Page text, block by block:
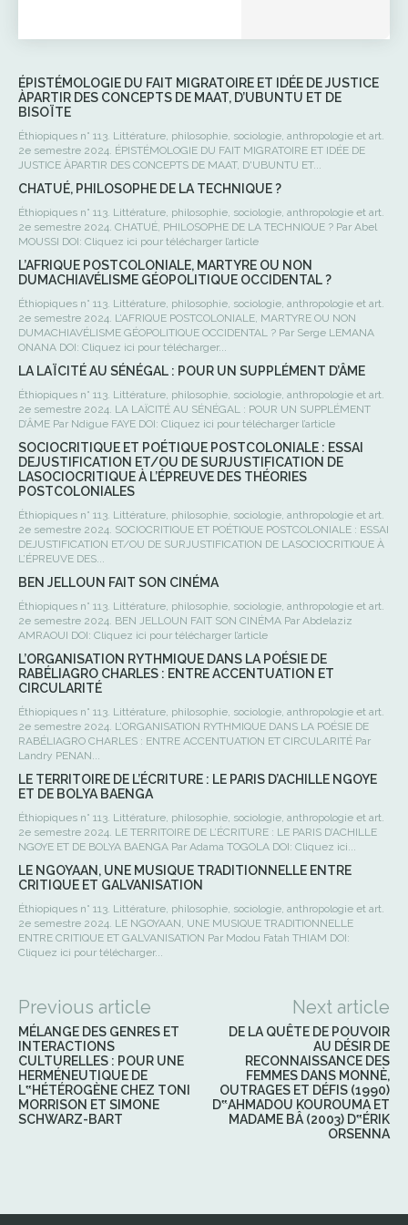
ÉPISTÉMOLOGIE DU FAIT MIGRATOIRE ET IDÉE DE JUSTICE
ÀPARTIR DES CONCEPTS DE MAAT, D’UBUNTU ET DE
BISOÏTE
Éthiopiques n° 113. Littérature, philosophie, sociologie, anthropologie et art.
2e semestre 2024. ÉPISTÉMOLOGIE DU FAIT MIGRATOIRE ET IDÉE DE
JUSTICE ÀPARTIR DES CONCEPTS DE MAAT, D'UBUNTU ET...
CHATUÉ, PHILOSOPHE DE LA TECHNIQUE ?
Éthiopiques n° 113. Littérature, philosophie, sociologie, anthropologie et art.
2e semestre 2024. CHATUÉ, PHILOSOPHE DE LA TECHNIQUE ? Par Abel
MOUSSI DOI: Cliquez ici pour télécharger l’article
L’AFRIQUE POSTCOLONIALE, MARTYRE OU NON
DUMACHIAVÉLISME GÉOPOLITIQUE OCCIDENTAL ?
Éthiopiques n° 113. Littérature, philosophie, sociologie, anthropologie et art.
2e semestre 2024. L’AFRIQUE POSTCOLONIALE, MARTYRE OU NON
DUMACHIAVÉLISME GÉOPOLITIQUE OCCIDENTAL ? Par Serge LEMANA
ONANA DOI: Cliquez ici pour télécharger...
LA LAÏCITÉ AU SÉNÉGAL : POUR UN SUPPLÉMENT D’ÂME
Éthiopiques n° 113. Littérature, philosophie, sociologie, anthropologie et art.
2e semestre 2024. LA LAÏCITÉ AU SÉNÉGAL : POUR UN SUPPLÉMENT
D’ÂME Par Ndigue FAYE DOI: Cliquez ici pour télécharger l’article
SOCIOCRITIQUE ET POÉTIQUE POSTCOLONIALE : ESSAI
DEJUSTIFICATION ET/OU DE SURJUSTIFICATION DE
LASOCIOCRITIQUE À L’ÉPREUVE DES THÉORIES
POSTCOLONIALES
Éthiopiques n° 113. Littérature, philosophie, sociologie, anthropologie et art.
2e semestre 2024. SOCIOCRITIQUE ET POÉTIQUE POSTCOLONIALE : ESSAI
DEJUSTIFICATION ET/OU DE SURJUSTIFICATION DE LASOCIOCRITIQUE À
L’ÉPREUVE DES...
BEN JELLOUN FAIT SON CINÉMA
Éthiopiques n° 113. Littérature, philosophie, sociologie, anthropologie et art.
2e semestre 2024. BEN JELLOUN FAIT SON CINÉMA Par Abdelaziz
AMRAOUI DOI: Cliquez ici pour télécharger l’article
L’ORGANISATION RYTHMIQUE DANS LA POÉSIE DE
RABÉLIAGRO CHARLES : ENTRE ACCENTUATION ET
CIRCULARITÉ
Éthiopiques n° 113. Littérature, philosophie, sociologie, anthropologie et art.
2e semestre 2024. L’ORGANISATION RYTHMIQUE DANS LA POÉSIE DE
RABÉLIAGRO CHARLES : ENTRE ACCENTUATION ET CIRCULARITÉ Par
Landry PENAN...
LE TERRITOIRE DE L’ÉCRITURE : LE PARIS D’ACHILLE NGOYE
ET DE BOLYA BAENGA
Éthiopiques n° 113. Littérature, philosophie, sociologie, anthropologie et art.
2e semestre 2024. LE TERRITOIRE DE L’ÉCRITURE : LE PARIS D’ACHILLE
NGOYE ET DE BOLYA BAENGA Par Adama TOGOLA DOI: Cliquez ici...
LE NGOYAAN, UNE MUSIQUE TRADITIONNELLE ENTRE
CRITIQUE ET GALVANISATION
Éthiopiques n° 113. Littérature, philosophie, sociologie, anthropologie et art.
2e semestre 2024. LE NGOYAAN, UNE MUSIQUE TRADITIONNELLE
ENTRE CRITIQUE ET GALVANISATION Par Modou Fatah THIAM DOI:
Cliquez ici pour télécharger...
Previous article
MÉLANGE DES GENRES ET
INTERACTIONS
CULTURELLES : POUR UNE
HERMÉNEUTIQUE DE
L‟HÉTÉROGÈNE CHEZ TONI
MORRISON ET SIMONE
SCHWARZ-BART
Next article
DE LA QUÊTE DE POUVOIR
AU DÉSIR DE
RECONNAISSANCE DES
FEMMES DANS MONNÈ,
OUTRAGES ET DÉFIS (1990)
D‟AHMADOU KOUROUMA ET
MADAME BÂ (2003) D‟ÉRIK
ORSENNA